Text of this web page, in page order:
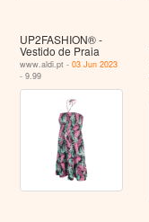
UP2FASHION® -
Vestido de Praia
www.aldi.pt -03 Jun 2023
- 9.99